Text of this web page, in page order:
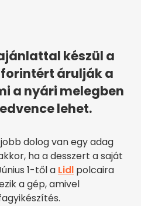
készül a
forintért árulják a
a nyári melegben
lehet.
dolog van egy adag
ha a desszert a saját
1-től a Lidl polcaira
a gép, amivel